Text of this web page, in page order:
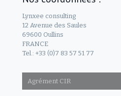
Lynxee consulting
12 Avenue des Saules
69600 Oullins
FRANCE
Tel.: +33 (0)7 83 57 51 77
Agrément CIR